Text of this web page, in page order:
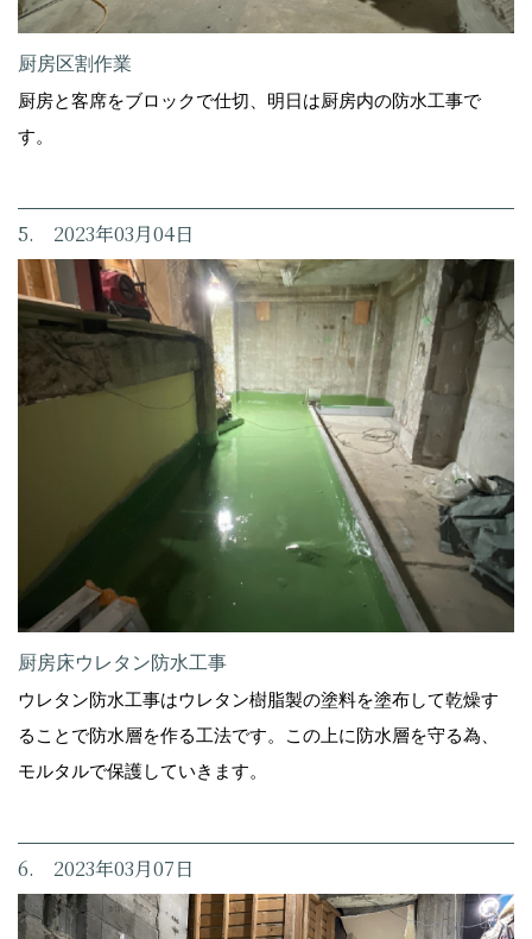
厨房区割作業
厨房と客席をブロックで仕切、明日は厨房内の防水工事で
す。
5. 2023年03月04日
厨房床ウレタン防水工事
ウレタン防水工事はウレタン樹脂製の塗料を塗布して乾燥す
ることで防水層を作る工法です。この上に防水層を守る為、
モルタルで保護していきます。
6. 2023年03月07日